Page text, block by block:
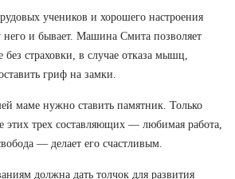
учеников и хорошего настроения
него и бывает. Машина Смита позволяет
страховки, в случае отказа мышц,
гриф на замки.
маме нужно ставить памятник. Только
этих трех составляющих — любимая работа,
— делает его счастливым.
должна дать толчок для развития